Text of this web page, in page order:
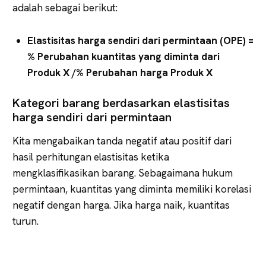
adalah sebagai berikut:
Elastisitas harga sendiri dari permintaan (OPE) =
% Perubahan kuantitas yang diminta dari
Produk X /% Perubahan harga Produk X
Kategori barang berdasarkan elastisitas
harga sendiri dari permintaan
Kita mengabaikan tanda negatif atau positif dari
hasil perhitungan elastisitas ketika
mengklasifikasikan barang. Sebagaimana hukum
permintaan, kuantitas yang diminta memiliki korelasi
negatif dengan harga. Jika harga naik, kuantitas
turun.